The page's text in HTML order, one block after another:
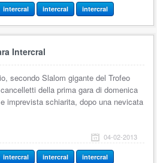
intercral intercral intercral
Intercral
secondo Slalom gigante del Trofeo
della prima gara di domenica
imprevista schiarita, dopo una nevicata
04-02-2013
intercral intercral intercral